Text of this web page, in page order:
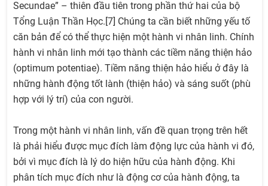
Secundae” – thiên đầu tiên trong phần thứ hai của bộ
Tổng Luận Thần Học.[7] Chúng ta cần biết những yếu tố
căn bản để có thể thực hiện một hành vi nhân linh. Chính
hành vi nhân linh mới tạo thành các tiềm năng thiện hảo
(optimum potentiae). Tiềm năng thiện hảo hiểu ở đây là
những hành động tốt lành (thiện hảo) và sáng suốt (phù
hợp với lý trí) của con người.
Trong một hành vi nhân linh, vấn đề quan trọng trên hết
là phải hiểu được mục đích làm động lực của hành vi đó,
bởi vì mục đích là lý do hiện hữu của hành động. Khi
phân tích mục đích như là động cơ của hành động, ta